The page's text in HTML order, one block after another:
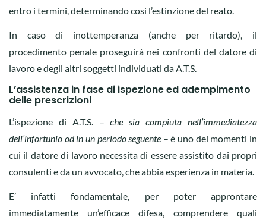
entro i termini, determinando così l’estinzione del reato.
In caso di inottemperanza (anche per ritardo), il
procedimento penale proseguirà nei confronti del datore di
lavoro e degli altri soggetti individuati da A.T.S.
L’assistenza in fase di ispezione ed adempimento
delle prescrizioni
L’ispezione di A.T.S. –che sia compiuta nell’immediatezza
dell’infortunio od in un periodo seguente – è uno dei momenti in
cui il datore di lavoro necessita di essere assistito dai propri
consulenti e da un avvocato, che abbia esperienza in materia.
E’ infatti fondamentale, per poter approntare
immediatamente un’efficace difesa, comprendere quali